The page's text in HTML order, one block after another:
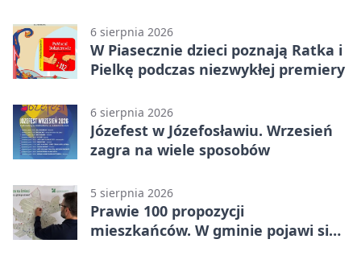
6 sierpnia 2026
W Piasecznie dzieci poznają Ratka i
Pielkę podczas niezwykłej premiery
6 sierpnia 2026
Józefest w Józefosławiu. Wrzesień
zagra na wiele sposobów
5 sierpnia 2026
Prawie 100 propozycji
mieszkańców. W gminie pojawi się